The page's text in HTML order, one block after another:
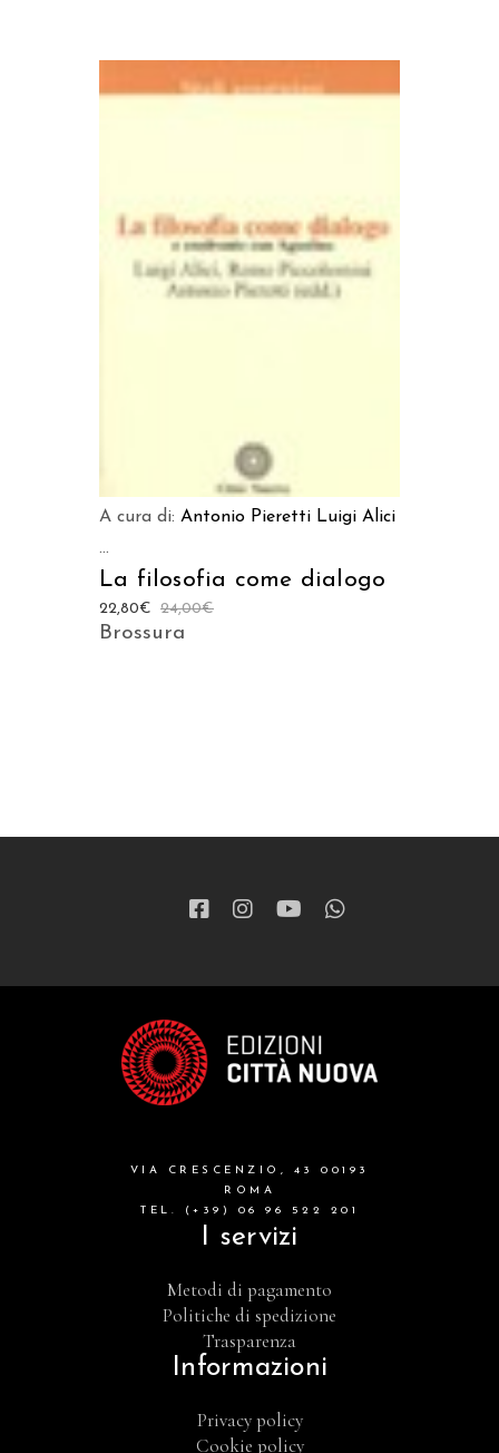
AGGIUNGI AL CARRELLO
A cura di: Antonio Pieretti Luigi Alici
...
La filosofia come dialogo
24,00€
22,80€
Brossura
VIA CRESCENZIO, 43 00193
ROMA
TEL. (+39) 06 96 522 201
I servizi
Metodi di pagamento
Politiche di spedizione
Trasparenza
Informazioni
Privacy policy
Cookie policy